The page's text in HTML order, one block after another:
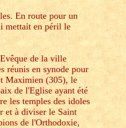
En route pour un
mettait en péril le
de la ville
réunis en synode pour
Maximien (305), le
de l'Eglise ayant été
les temples des idoles
et à diviser le Saint
de l'Orthodoxie,